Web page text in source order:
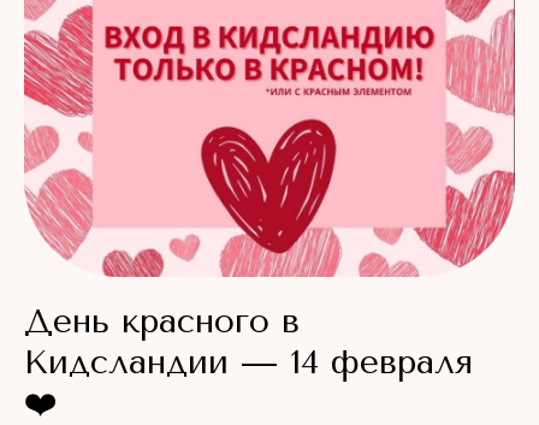
День красного в
Кидсландии — 14 февраля
❤️